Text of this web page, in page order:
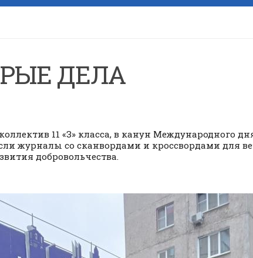
ДЕЛА
11 «З» класса, в канун Международного
журналы со сканвордами и кроссвордами для
добровольчества.